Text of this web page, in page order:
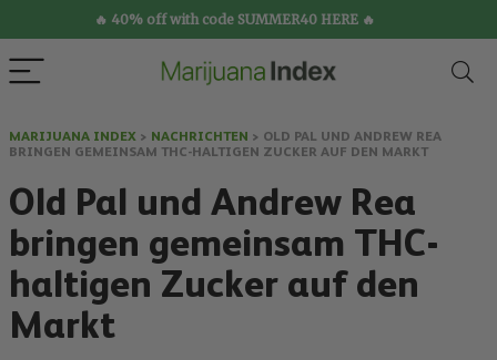
🔥 40% off with code SUMMER40 HERE 🔥
MARIJUANA INDEX > NACHRICHTEN > OLD PAL UND ANDREW REA
BRINGEN GEMEINSAM THC-HALTIGEN ZUCKER AUF DEN MARKT
Old Pal und Andrew Rea
bringen gemeinsam THC-
haltigen Zucker auf den
Markt